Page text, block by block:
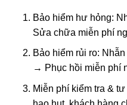
Bảo hiểm hư hỏng:
Sửa chữa miễn phí
Bảo hiểm rủi ro:
→ Phục hồi miễn phí
Miễn phí kiểm tra &